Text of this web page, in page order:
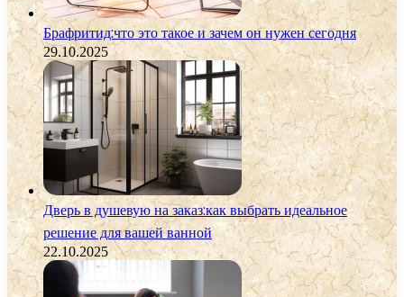
Брафритид:что это такое и зачем он нужен сегодня
29.10.2025
Дверь в душевую на заказ:как выбрать идеальное
решение для вашей ванной
22.10.2025